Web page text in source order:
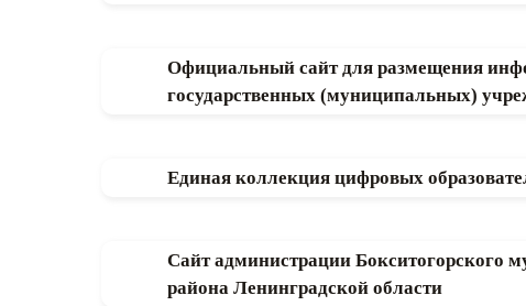
Официальный сайт для размещения
государственных (муниципальных)
Единая коллекция цифровых
Сайт администрации Бокситогорского
района Ленинградской области